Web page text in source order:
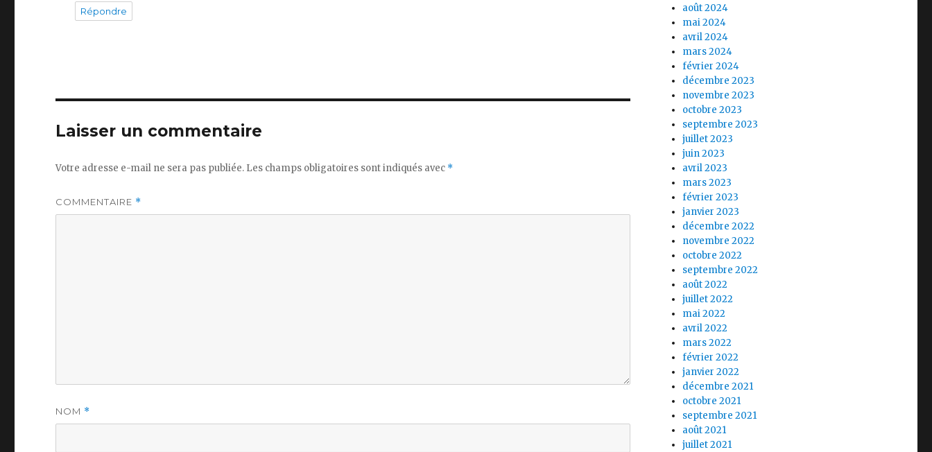
Répondre
Laisser un commentaire
Votre adresse e-mail ne sera pas publiée. Les champs obligatoires sont indiqués avec *
COMMENTAIRE *
NOM *
août 2024
mai 2024
avril 2024
mars 2024
février 2024
décembre 2023
novembre 2023
octobre 2023
septembre 2023
juillet 2023
juin 2023
avril 2023
mars 2023
février 2023
janvier 2023
décembre 2022
novembre 2022
octobre 2022
septembre 2022
août 2022
juillet 2022
mai 2022
avril 2022
mars 2022
février 2022
janvier 2022
décembre 2021
octobre 2021
septembre 2021
août 2021
juillet 2021